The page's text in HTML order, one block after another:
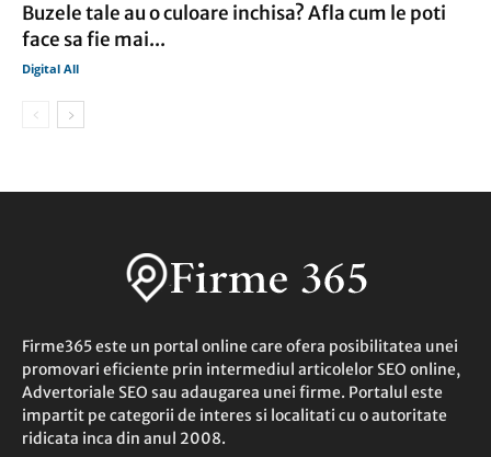
Buzele tale au o culoare inchisa? Afla cum le poti
face sa fie mai...
Digital All
Firme365 este un portal online care ofera posibilitatea unei
promovari eficiente prin intermediul articolelor SEO online,
Advertoriale SEO sau adaugarea unei firme. Portalul este
impartit pe categorii de interes si localitati cu o autoritate
ridicata inca din anul 2008.